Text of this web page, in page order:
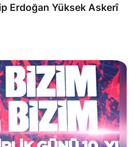
Erdoğan Yüksek Askerî